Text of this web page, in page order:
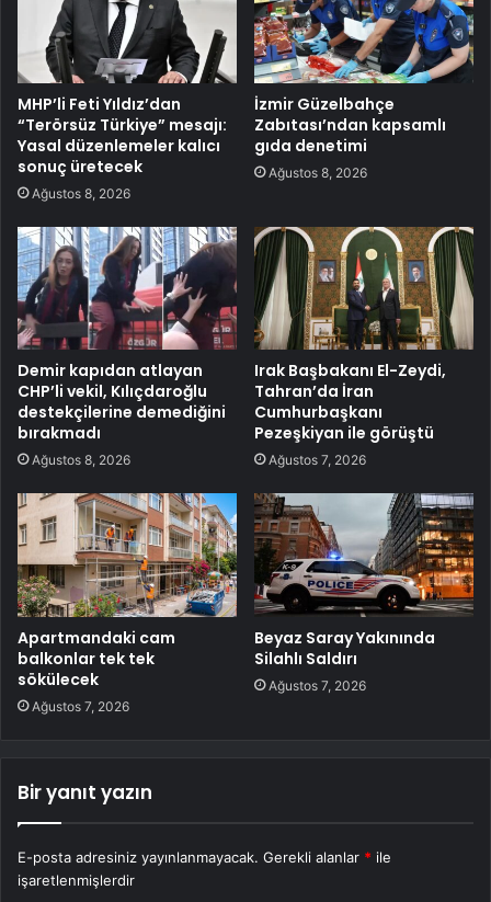
MHP’li Feti Yıldız’dan
“Terörsüz Türkiye” mesajı:
Yasal düzenlemeler kalıcı
sonuç üretecek
Ağustos 8, 2026
İzmir Güzelbahçe
Zabıtası’ndan kapsamlı
gıda denetimi
Ağustos 8, 2026
Demir kapıdan atlayan
CHP’li vekil, Kılıçdaroğlu
destekçilerine demediğini
bırakmadı
Ağustos 8, 2026
Irak Başbakanı El-Zeydi,
Tahran’da İran
Cumhurbaşkanı
Pezeşkiyan ile görüştü
Ağustos 7, 2026
Apartmandaki cam
balkonlar tek tek
sökülecek
Ağustos 7, 2026
Beyaz Saray Yakınında
Silahlı Saldırı
Ağustos 7, 2026
Bir yanıt yazın
E-posta adresiniz yayınlanmayacak. Gerekli alanlar * ile
işaretlenmişlerdir